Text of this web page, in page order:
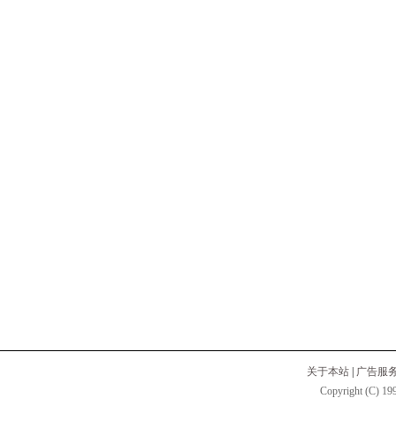
关于本站
广告服
Copyright (C)